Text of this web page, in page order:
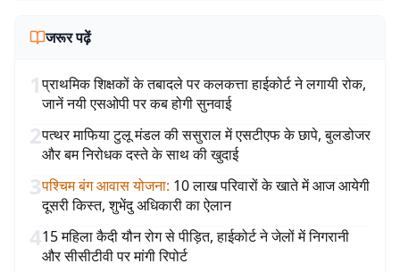
जरूर पढ़ें
1प्राथमिक शिक्षकों के तबादले पर कलकत्ता हाईकोर्ट ने लगायी रोक,
जानें नयी एसओपी पर कब होगी सुनवाई
2पत्थर माफिया टुलू मंडल की ससुराल में एसटीएफ के छापे, बुलडोजर
और बम निरोधक दस्ते के साथ की खुदाई
3पश्चिम बंग आवास योजना: 10 लाख परिवारों के खाते में आज आयेगी
दूसरी किस्त, शुभेंदु अधिकारी का ऐलान
415 महिला कैदी यौन रोग से पीड़ित, हाईकोर्ट ने जेलों में निगरानी
और सीसीटीवी पर मांगी रिपोर्ट